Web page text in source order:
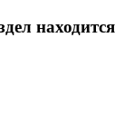
находится